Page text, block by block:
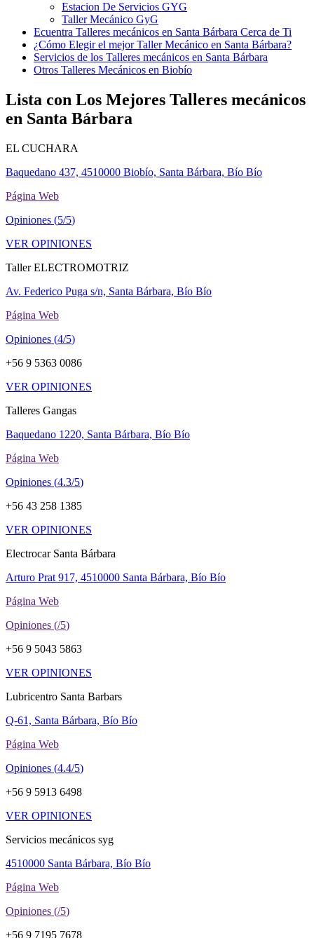
Estacion De Servicios GYG
Taller Mecánico GyG
Ecuentra Talleres mecánicos en Santa Bárbara Cerca de Ti
¿Cómo Elegir el mejor Taller Mecánico en Santa Bárbara?
Servicios de los Talleres mecánicos en Santa Bárbara
Otros Talleres Mecánicos en Biobío
Lista con Los Mejores Talleres mecánicos
en Santa Bárbara
EL CUCHARA
Baquedano 437, 4510000 Biobío, Santa Bárbara, Bío Bío
Página Web
Opiniones (5/5)
VER OPINIONES
Taller ELECTROMOTRIZ
Av. Federico Puga s/n, Santa Bárbara, Bío Bío
Página Web
Opiniones (4/5)
+56 9 5363 0086
VER OPINIONES
Talleres Gangas
Baquedano 1220, Santa Bárbara, Bío Bío
Página Web
Opiniones (4.3/5)
+56 43 258 1385
VER OPINIONES
Electrocar Santa Bárbara
Arturo Prat 917, 4510000 Santa Bárbara, Bío Bío
Página Web
Opiniones (/5)
+56 9 5043 5863
VER OPINIONES
Lubricentro Santa Barbars
Q-61, Santa Bárbara, Bío Bío
Página Web
Opiniones (4.4/5)
+56 9 5913 6498
VER OPINIONES
Servicios mecánicos syg
4510000 Santa Bárbara, Bío Bío
Página Web
Opiniones (/5)
+56 9 7195 7678